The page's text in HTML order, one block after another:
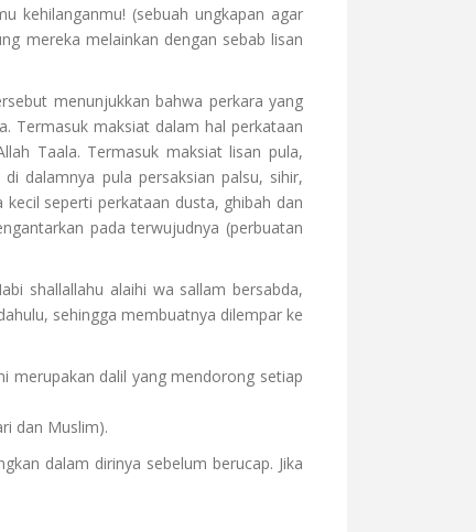
kehilanganmu! (sebuah ungkapan agar
mereka melainkan dengan sebab lisan
menunjukkan bahwa perkara yang
Termasuk maksiat dalam hal perkataan
Taala. Termasuk maksiat lisan pula,
dalamnya pula persaksian palsu, sihir,
seperti perkataan dusta, ghibah dan
pada terwujudnya (perbuatan
shallallahu alaihi wa sallam bersabda,
sehingga membuatnya dilempar ke
merupakan dalil yang mendorong setiap
dan Muslim).
dalam dirinya sebelum berucap. Jika